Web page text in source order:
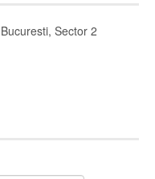
Sector 2